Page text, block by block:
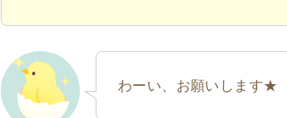
わーい、お願いします★